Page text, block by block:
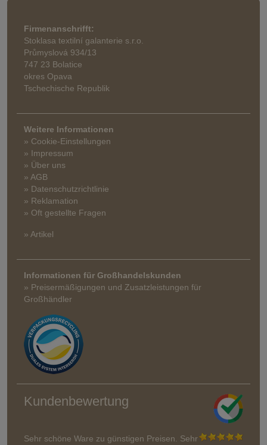
Firmenanschrifft:
Stoklasa textilní galanterie s.r.o.
Průmyslová 934/13
747 23 Bolatice
okres Opava
Tschechische Republik
Weitere Informationen
» Cookie-Einstellungen
» Impressum
» Über uns
» AGB
» Datenschutzrichtlinie
» Reklamation
» Oft gestellte Fragen
» Artikel
Informationen für Großhandelskunden
» Preisermäßigungen und Zusatzleistungen für
Großhändler
Kundenbewertung
Sehr schöne Ware zu günstigen Preisen. Sehr